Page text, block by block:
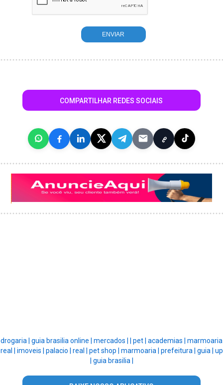
COMPARTILHAR REDES SOCIAIS
drogaria | guia brasilia online | mercados | pet | academias | marmoaria
real | imoveis | palacio | real | pet shop | marmoaria | prefeitura | guia | up
guia brasilia |